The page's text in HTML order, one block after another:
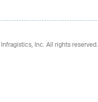
Infragistics, Inc. All rights reserved.